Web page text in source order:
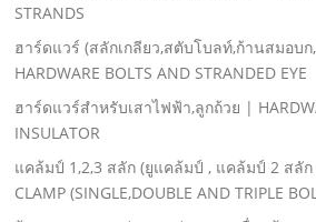
STRANDS
ฮาร์ดแวร์ (สลักเกลียว,สตับโบลท์,ก้านสมอบ
HARDWARE BOLTS AND STRANDED EYE
ฮาร์ดแวร์สําหรับเสาไฟฟ้า,ลูกถ้วย |
INSULATOR
แคล้มป์ 1,2,3 สลัก (ยูแคล้มป์ , แคล้มป์ 2 สลั
CLAMP (SINGLE,DOUBLE AND TRIPLE